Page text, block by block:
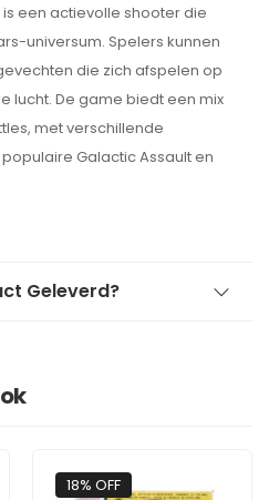
is een actievolle shooter die
universum. Spelers kunnen
die zich afspelen op
lucht. De game biedt een mix
met verschillende
Galactic Assault en
Geleverd?
18% OFF